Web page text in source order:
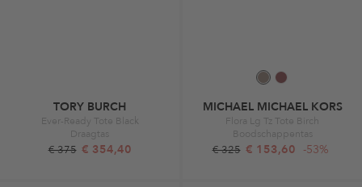
TORY BURCH
Ever-Ready Tote Black
Draagtas
€ 375 € 354,40
MICHAEL MICHAEL KORS
Flora Lg Tz Tote Birch
Boodschappentas
€ 325 € 153,60 -53%